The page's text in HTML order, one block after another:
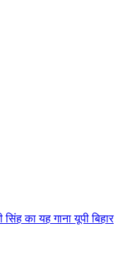
का यह गाना यूपी बिहार